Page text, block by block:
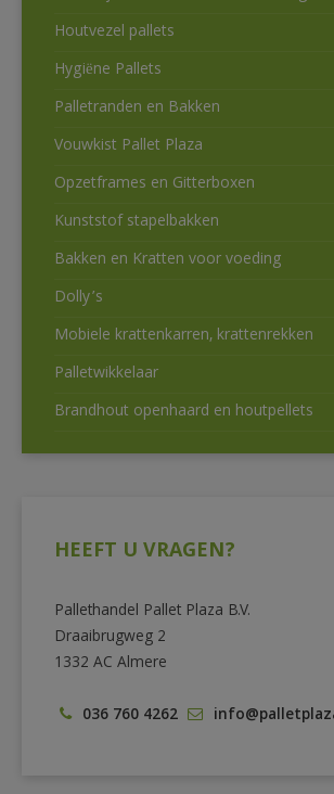
Houtvezel pallets
Hygiëne Pallets
Palletranden en Bakken
Vouwkist Pallet Plaza
Opzetframes en Gitterboxen
Kunststof stapelbakken
Bakken en Kratten voor voeding
Dolly’s
Mobiele krattenkarren, krattenrekken
Palletwikkelaar
Brandhout openhaard en houtpellets
HEEFT U VRAGEN?
Pallethandel Pallet Plaza B.V.
Draaibrugweg 2
1332 AC Almere
036 760 4262